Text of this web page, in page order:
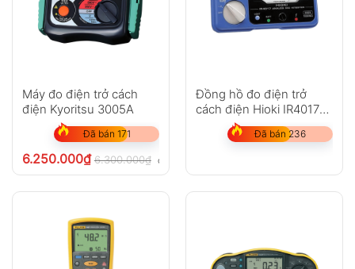
Máy đo điện trở cách
điện Kyoritsu 3005A
Đã bán 171
6.250.000₫ 6.300.000₫ chưa VAT 8%
Đồng hồ đo điện trở
cách điện Hioki IR4017-
Đã bán 236